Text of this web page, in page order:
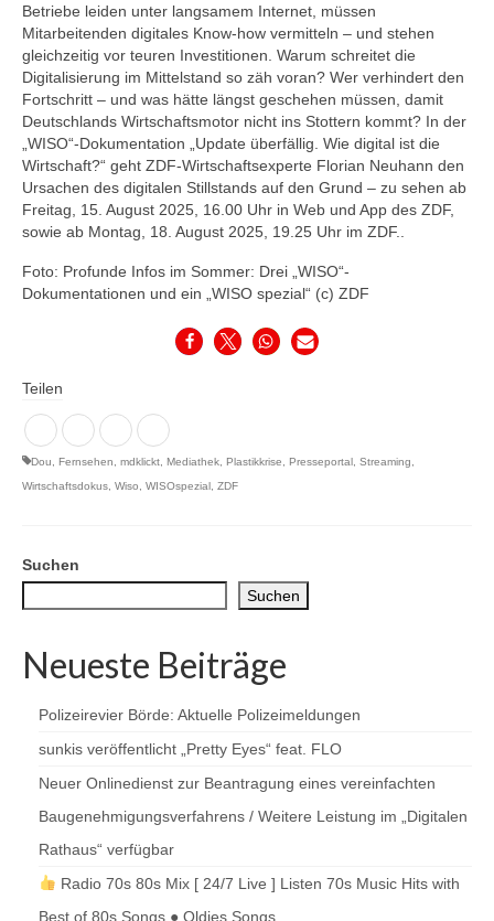
Betriebe leiden unter langsamem Internet, müssen
Mitarbeitenden digitales Know-how vermitteln – und stehen
gleichzeitig vor teuren Investitionen. Warum schreitet die
Digitalisierung im Mittelstand so zäh voran? Wer verhindert den
Fortschritt – und was hätte längst geschehen müssen, damit
Deutschlands Wirtschaftsmotor nicht ins Stottern kommt? In der
„WISO“-Dokumentation „Update überfällig. Wie digital ist die
Wirtschaft?“ geht ZDF-Wirtschaftsexperte Florian Neuhann den
Ursachen des digitalen Stillstands auf den Grund – zu sehen ab
Freitag, 15. August 2025, 16.00 Uhr in Web und App des ZDF,
sowie ab Montag, 18. August 2025, 19.25 Uhr im ZDF..
Foto: Profunde Infos im Sommer: Drei „WISO“-
Dokumentationen und ein „WISO spezial“ (c) ZDF
Teilen
Dou Fernsehen mdklickt Mediathek Plastikkrise Presseportal Streaming
Wirtschaftsdokus Wiso WISOspezial ZDF
Suchen
Suchen
Neueste Beiträge
Polizeirevier Börde: Aktuelle Polizeimeldungen
sunkis veröffentlicht „Pretty Eyes“ feat. FLO
Neuer Onlinedienst zur Beantragung eines vereinfachten
Baugenehmigungsverfahrens / Weitere Leistung im „Digitalen
Rathaus“ verfügbar
Radio 70s 80s Mix [ 24/7 Live ] Listen 70s Music Hits with
Best of 80s Songs ● Oldies Songs